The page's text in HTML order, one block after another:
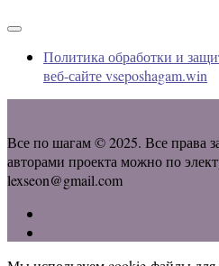
Политика обработки и
веб-сайте vseposhagam.win
Все по шагам © 2025. Все права
авторами проекта можно по
lexseon@gmail.com